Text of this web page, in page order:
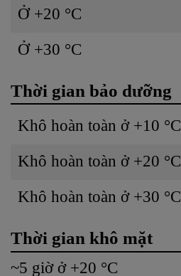
Ở +20 °C
Ở +30 °C
Thời gian bảo dưỡng
Khô hoàn toàn ở +10 °C
Khô hoàn toàn ở +20 °C
Khô hoàn toàn ở +30 °C
Thời gian khô mặt
~5 giờ ở +20 °C